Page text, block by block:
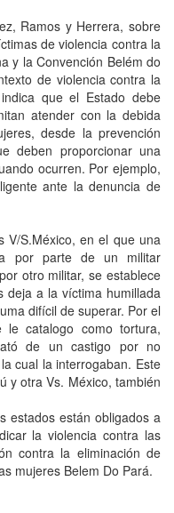
Ramos y Herrera, sobre
de violencia contra la
y la Convención Belém do
de violencia contra la
que el Estado debe
atender con la debida
desde la prevención
deben proporcionar una
ocurren. Por ejemplo,
ante la denuncia de
V/S.México, en el que una
por parte de un militar
otro militar, se establece
deja a la víctima humillada
difícil de superar. Por el
le catalogo como tortura,
de un castigo por no
cual la interrogaban. Este
y otra Vs. México, también
estados están obligados a
la violencia contra las
contra la eliminación de
mujeres Belem Do Pará.